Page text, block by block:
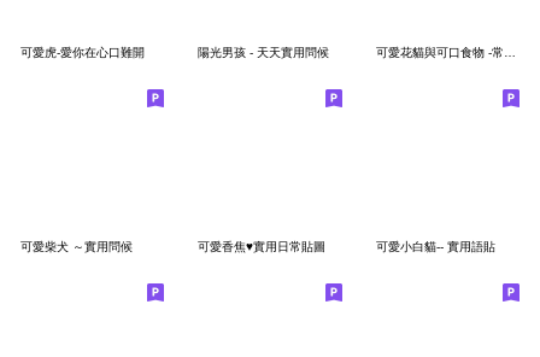
可愛虎-愛你在心口難開 陽光男孩 - 天天實用問候
可愛柴犬 ～實用問候 可愛香焦♥實用日常貼圖 可愛小白貓-- 實用語貼